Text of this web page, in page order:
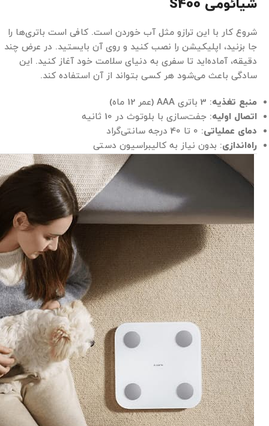
شیائومی S400
شروع کار با این ترازو مثل آب خوردن است. کافی است باتری‌ها را
جا بزنید، اپلیکیشن را نصب کنید و روی آن بایستید. در عرض چند
دقیقه، آماده‌اید تا سفری به دنیای سلامت خود آغاز کنید. این
سادگی باعث می‌شود هر کسی بتواند از آن استفاده کند.
منبع تغذیه: 3 باتری AAA (عمر 12 ماه)
اتصال اولیه: جفت‌سازی با بلوتوث در 10 ثانیه
دمای عملیاتی: 0 تا 40 درجه سانتی‌گراد
راه‌اندازی: بدون نیاز به کالیبراسیون دستی